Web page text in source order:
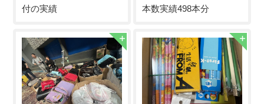
付の実績
本数実績498本分